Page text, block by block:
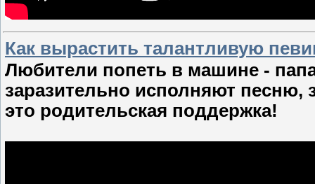
Как вырастить талантливую
Любители попеть в машине -
заразительно исполняют песню,
это родительская поддержка!